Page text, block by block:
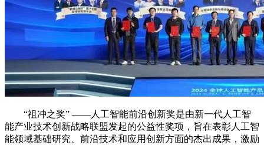
“祖冲之奖” ——人工智能前沿创新奖是由新一代人工智
能产业技术创新战略联盟发起的公益性奖项，旨在表彰人工智
能领域基础研究、前沿技术和应用创新方面的杰出成果，激励